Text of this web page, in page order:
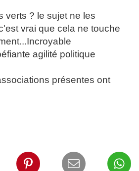
verts ? le sujet ne les
vrai que cela ne touche
agilité politique
présentes ont